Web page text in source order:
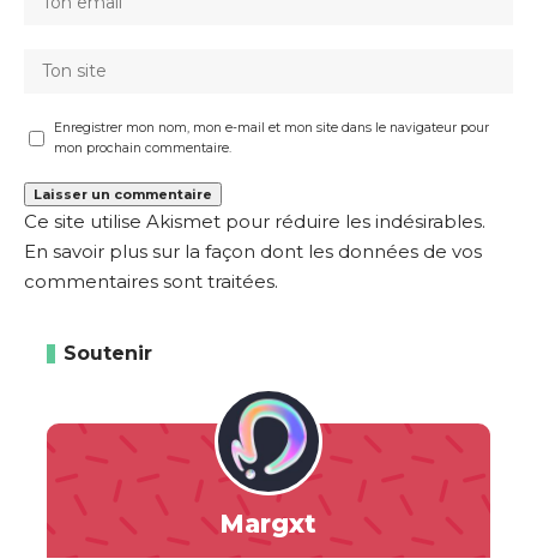
Enregistrer mon nom, mon e-mail et mon site dans le navigateur pour
mon prochain commentaire.
Ce site utilise Akismet pour réduire les indésirables.
En savoir plus sur la façon dont les données de vos
commentaires sont traitées.
Soutenir
Margxt